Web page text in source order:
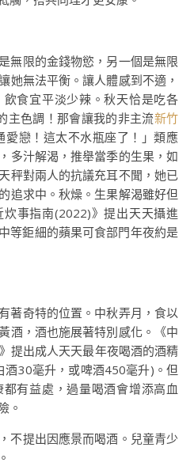
無限的金錢物慾，另一個是無限
她無法平衡。讓人體感到不適，
食宜平淡少辣。秋天恰是吃各
主色調！那會讓我的非主流新竹
愛戀！這太不水瓶座了！」類應
多汁解渴，推舉當季的生果，如
秤對兩人的抗議充耳不聞，她已
追求中。秋燥。生果解渴雖好但
事指南(2022)》提出天天攝進
等鉅細的蘋果可食部門年夜約是
著奇特的位置。中秋弄月，食以
酒，酒也施展著特別感化。《中
提出成人天天最年夜喝酒的酒精
30毫升，或啤酒450毫升)。但
有益處，過量喝酒會增添高血
。
不提出因應景而喝酒。兒童青少